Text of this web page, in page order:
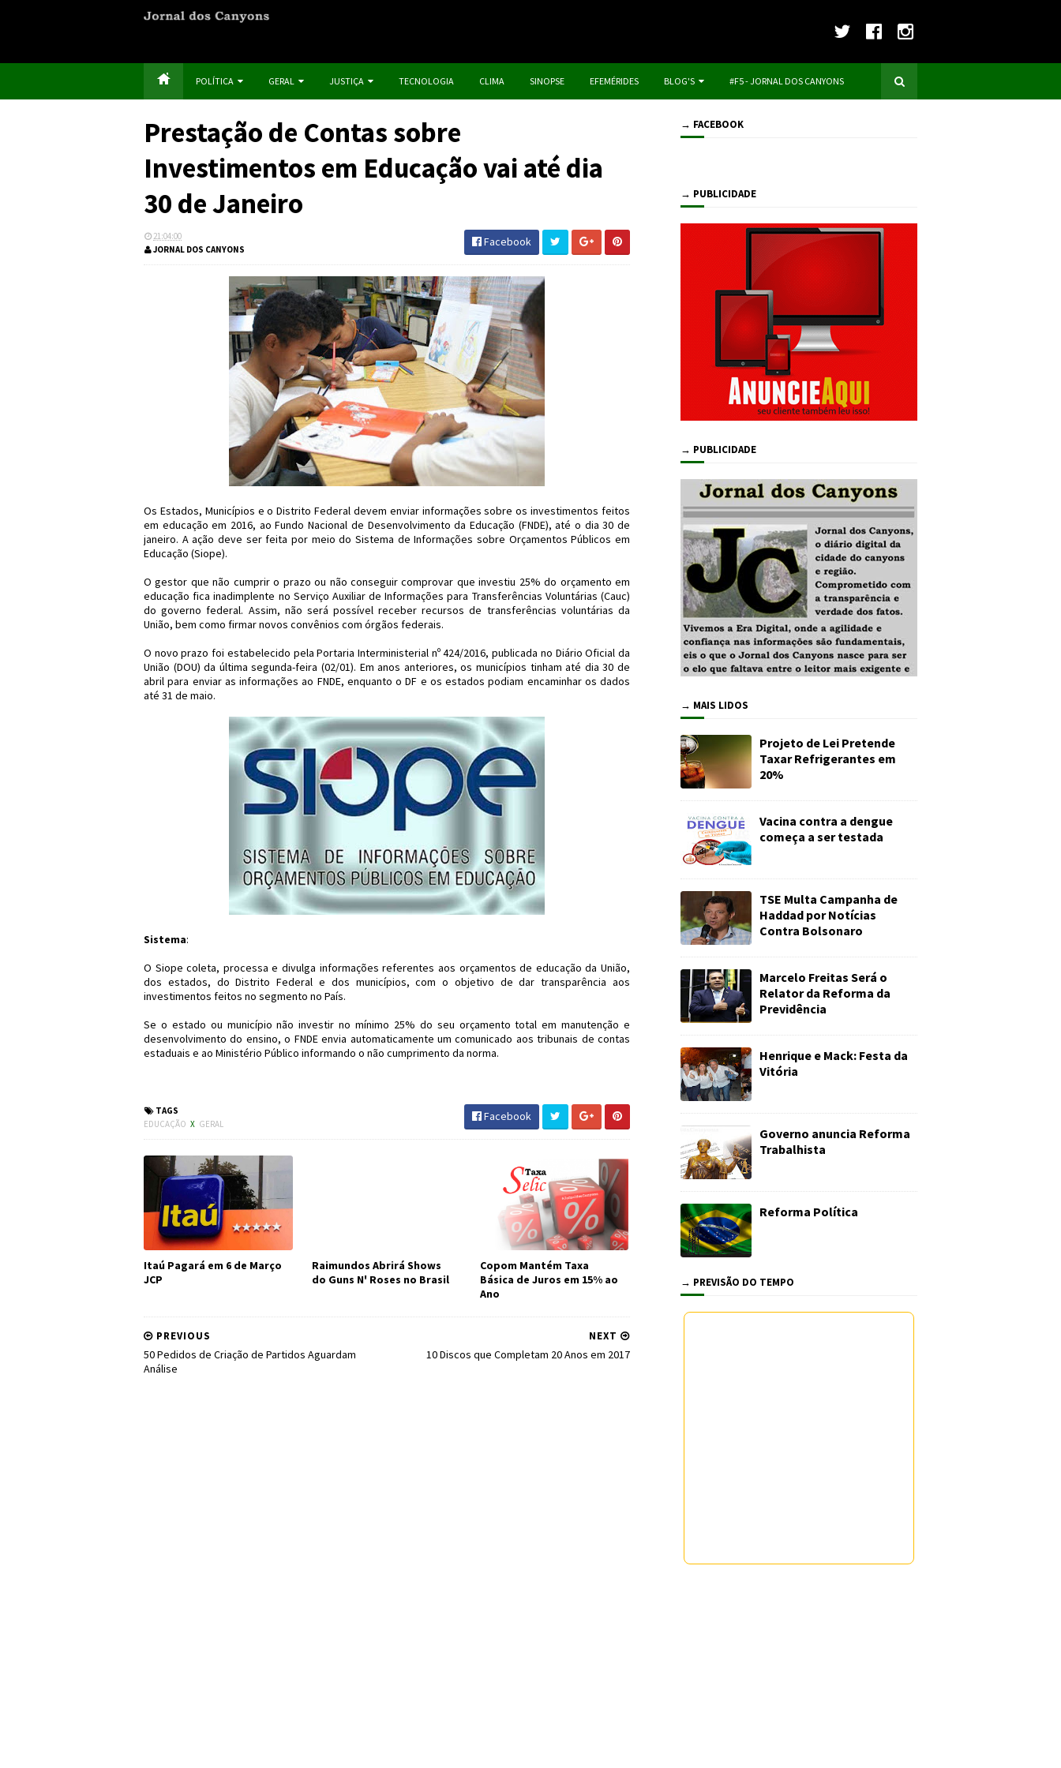
POLÍTICA GERAL JUSTIÇA TECNOLOGIA CLIMA SINOPSE EFEMÉRIDES BLOG'S #F5 - JORNAL DOS CANYONS
Prestação de Contas sobre
Investimentos em Educação vai até dia
30 de Janeiro
21:04:00
JORNAL DOS CANYONS
Facebook
Os Estados, Municípios e o Distrito Federal devem enviar informações sobre os investimentos feitos
em educação em 2016, ao Fundo Nacional de Desenvolvimento da Educação (FNDE), até o dia 30 de
janeiro. A ação deve ser feita por meio do Sistema de Informações sobre Orçamentos Públicos em
Educação (Siope).
O gestor que não cumprir o prazo ou não conseguir comprovar que investiu 25% do orçamento em
educação fica inadimplente no Serviço Auxiliar de Informações para Transferências Voluntárias (Cauc)
do governo federal. Assim, não será possível receber recursos de transferências voluntárias da
União, bem como firmar novos convênios com órgãos federais.
O novo prazo foi estabelecido pela Portaria Interministerial nº 424/2016, publicada no Diário Oficial da
União (DOU) da última segunda-feira (02/01). Em anos anteriores, os municípios tinham até dia 30 de
abril para enviar as informações ao FNDE, enquanto o DF e os estados podiam encaminhar os dados
até 31 de maio.
Sistema:
O Siope coleta, processa e divulga informações referentes aos orçamentos de educação da União,
dos estados, do Distrito Federal e dos municípios, com o objetivo de dar transparência aos
investimentos feitos no segmento no País.
Se o estado ou município não investir no mínimo 25% do seu orçamento total em manutenção e
desenvolvimento do ensino, o FNDE envia automaticamente um comunicado aos tribunais de contas
estaduais e ao Ministério Público informando o não cumprimento da norma.
TAGS
EDUCAÇÃO X GERAL
Facebook
Itaú Pagará em 6 de Março
JCP
Raimundos Abrirá Shows
do Guns N' Roses no Brasil
Copom Mantém Taxa
Básica de Juros em 15% ao
Ano
NEXT
10 Discos que Completam 20 Anos em 2017
PREVIOUS
50 Pedidos de Criação de Partidos Aguardam
Análise
→ FACEBOOK
→ PUBLICIDADE
→ PUBLICIDADE
→ MAIS LIDOS
Projeto de Lei Pretende
Taxar Refrigerantes em
20%
Vacina contra a dengue
começa a ser testada
TSE Multa Campanha de
Haddad por Notícias
Contra Bolsonaro
Marcelo Freitas Será o
Relator da Reforma da
Previdência
Henrique e Mack: Festa da
Vitória
Governo anuncia Reforma
Trabalhista
Reforma Política
→ PREVISÃO DO TEMPO